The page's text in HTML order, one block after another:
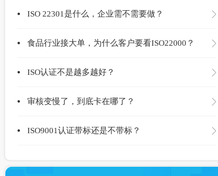
ISO 22301是什么，企业需不需要做？
食品行业接大单，为什么客户要看ISO22000？
ISO认证不是越多越好？
审核变慢了，到底卡在哪了？
ISO9001认证带标还是不带标？